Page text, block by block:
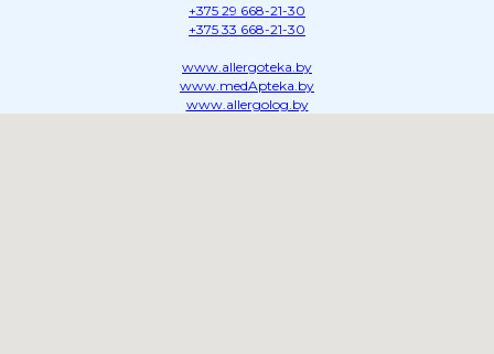
+375 29 668-21-30
+375 33 668-21-30
www.allergoteka.by
www.medApteka.by
www.allergolog.by